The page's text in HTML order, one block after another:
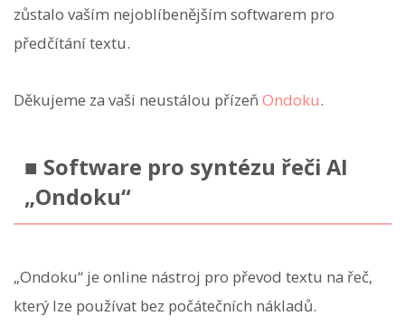
zůstalo vaším nejoblíbenějším softwarem pro
předčítání textu.
Děkujeme za vaši neustálou přízeň Ondoku.
■ Software pro syntézu řeči AI
„Ondoku“
„Ondoku“ je online nástroj pro převod textu na řeč,
který lze používat bez počátečních nákladů.